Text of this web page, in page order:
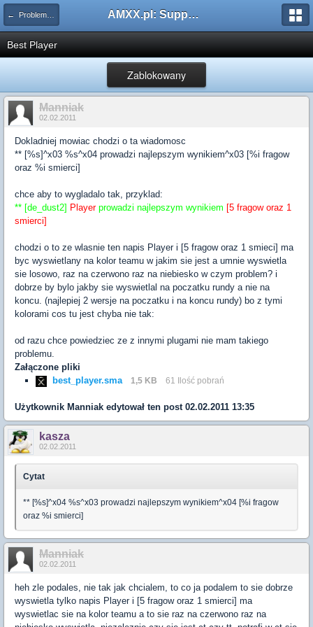
← Problemy z pluginami AMXX.pl: Support AMX Mod X i SourceMod
Best Player
Zablokowany
Manniak
02.02.2011
Dokladniej mowiac chodzi o ta wiadomosc
** [%s]^x03 %s^x04 prowadzi najlepszym wynikiem^x03 [%i fragow
oraz %i smierci]
chce aby to wygladalo tak, przyklad:
** [de_dust2] Player prowadzi najlepszym wynikiem [5 fragow oraz 1
smierci]
chodzi o to ze wlasnie ten napis Player i [5 fragow oraz 1 smieci] ma
byc wyswietlany na kolor teamu w jakim sie jest a umnie wyswietla
sie losowo, raz na czerwono raz na niebiesko w czym problem? i
dobrze by bylo jakby sie wyswietlal na poczatku rundy a nie na
koncu. (najlepiej 2 wersje na poczatku i na koncu rundy) bo z tymi
kolorami cos tu jest chyba nie tak:
od razu chce powiedziec ze z innymi plugami nie mam takiego
problemu.
Załączone pliki
best_player.sma
1,5 KB 61 Ilość pobrań
Użytkownik Manniak edytował ten post 02.02.2011 13:35
kasza
02.02.2011
Cytat
** [%s]^x04 %s^x03 prowadzi najlepszym wynikiem^x04 [%i fragow
oraz %i smierci]
Manniak
02.02.2011
heh zle podales, nie tak jak chcialem, to co ja podalem to sie dobrze
wyswietla tylko napis Player i [5 fragow oraz 1 smierci] ma
wyswietlac sie na kolor teamu a to sie raz na czerwono raz na